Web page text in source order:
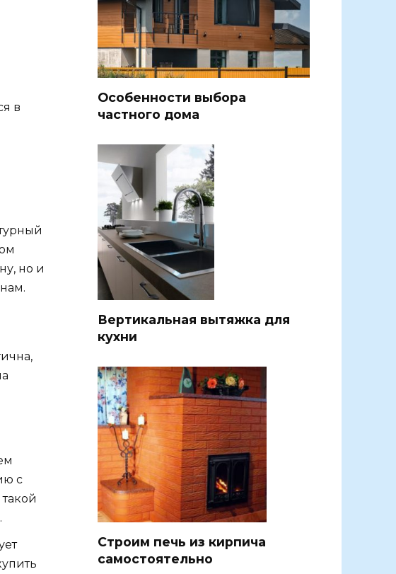
в
но и
с
Особенности выбора
частного дома
Вертикальная вытяжка для
кухни
Строим печь из кирпича
самостоятельно